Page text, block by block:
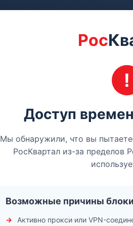
Рос
Доступ
Мы обнаружили, что вы
РосКвартал из-за пределов
Возможные причины
Активно прокси или VPN-